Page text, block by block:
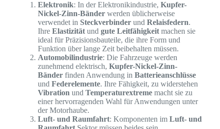
Elektronik: In der Elektronikindustrie, Kupfer-
Nickel-Zinn-Bänderwerden üblicherweise
verwendet in Steckverbinderund Relaisfedern.
Ihre Elastizitätund gute Leitfähigkeitmachen sie
ideal für Präzisionsbauteile, die ihre Form und
Funktion über lange Zeit beibehalten müssen.
Automobilindustrie: Die Fahrzeuge werden
zunehmend elektrisch, Kupfer-Nickel-Zinn-
Bänderfinden Anwendung in Batterieanschlüsse
und Federelemente. Ihre Fähigkeit, zu widerstehen
Vibration und Temperaturextrememacht sie zu
einer hervorragenden Wahl für Anwendungen unter
der Motorhaube.
Luft- und Raumfahrt: Komponenten im Luft- und